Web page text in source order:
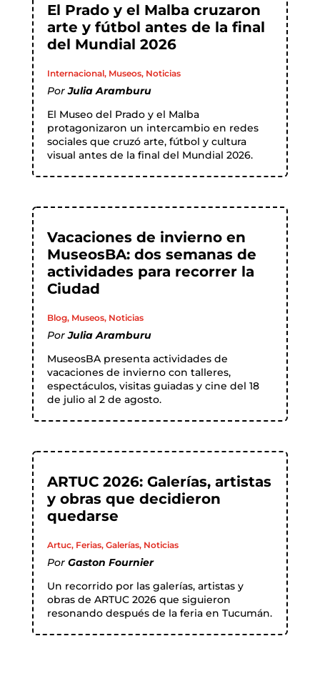
El Prado y el Malba cruzaron
arte y fútbol antes de la final
del Mundial 2026
Internacional, Museos, Noticias
PorJulia Aramburu
El Museo del Prado y el Malba
protagonizaron un intercambio en redes
sociales que cruzó arte, fútbol y cultura
visual antes de la final del Mundial 2026.
Vacaciones de invierno en
MuseosBA: dos semanas de
actividades para recorrer la
Ciudad
Blog, Museos, Noticias
PorJulia Aramburu
MuseosBA presenta actividades de
vacaciones de invierno con talleres,
espectáculos, visitas guiadas y cine del 18
de julio al 2 de agosto.
ARTUC 2026: Galerías, artistas
y obras que decidieron
quedarse
Artuc, Ferias, Galerías, Noticias
Por Gaston Fournier
Un recorrido por las galerías, artistas y
obras de ARTUC 2026 que siguieron
resonando después de la feria en Tucumán.